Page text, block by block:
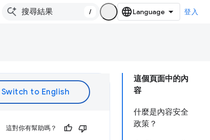
/ 登入
這個頁面中的內
容
什麼是內容安全
政策？
這對你有幫助嗎？